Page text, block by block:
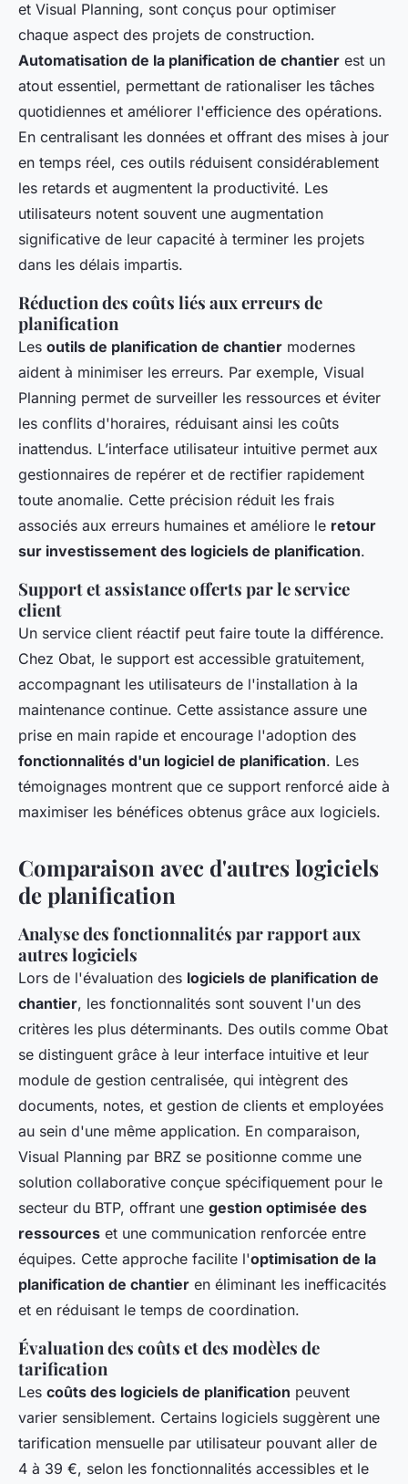
et Visual Planning, sont conçus pour optimiser
chaque aspect des projets de construction.
Automatisation de la planification de chantier est un
atout essentiel, permettant de rationaliser les tâches
quotidiennes et améliorer l'efficience des opérations.
En centralisant les données et offrant des mises à jour
en temps réel, ces outils réduisent considérablement
les retards et augmentent la productivité. Les
utilisateurs notent souvent une augmentation
significative de leur capacité à terminer les projets
dans les délais impartis.
Réduction des coûts liés aux erreurs de
planification
Les outils de planification de chantier modernes
aident à minimiser les erreurs. Par exemple, Visual
Planning permet de surveiller les ressources et éviter
les conflits d'horaires, réduisant ainsi les coûts
inattendus. L’interface utilisateur intuitive permet aux
gestionnaires de repérer et de rectifier rapidement
toute anomalie. Cette précision réduit les frais
associés aux erreurs humaines et améliore le retour
sur investissement des logiciels de planification.
Support et assistance offerts par le service
client
Un service client réactif peut faire toute la différence.
Chez Obat, le support est accessible gratuitement,
accompagnant les utilisateurs de l'installation à la
maintenance continue. Cette assistance assure une
prise en main rapide et encourage l'adoption des
fonctionnalités d'un logiciel de planification. Les
témoignages montrent que ce support renforcé aide à
maximiser les bénéfices obtenus grâce aux logiciels.
Comparaison avec d'autres logiciels
de planification
Analyse des fonctionnalités par rapport aux
autres logiciels
Lors de l'évaluation des logiciels de planification de
chantier, les fonctionnalités sont souvent l'un des
critères les plus déterminants. Des outils comme Obat
se distinguent grâce à leur interface intuitive et leur
module de gestion centralisée, qui intègrent des
documents, notes, et gestion de clients et employées
au sein d'une même application. En comparaison,
Visual Planning par BRZ se positionne comme une
solution collaborative conçue spécifiquement pour le
secteur du BTP, offrant une gestion optimisée des
ressources et une communication renforcée entre
équipes. Cette approche facilite l'optimisation de la
planification de chantier en éliminant les inefficacités
et en réduisant le temps de coordination.
Évaluation des coûts et des modèles de
tarification
Les coûts des logiciels de planification peuvent
varier sensiblement. Certains logiciels suggèrent une
tarification mensuelle par utilisateur pouvant aller de
4 à 39 €, selon les fonctionnalités accessibles et le